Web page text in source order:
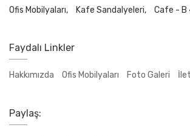
Ofis Mobilyaları, Kafe Sandalyeleri, Cafe - B
Faydalı Linkler
Hakkımızda Ofis Mobilyaları Foto Galeri
Paylaş: